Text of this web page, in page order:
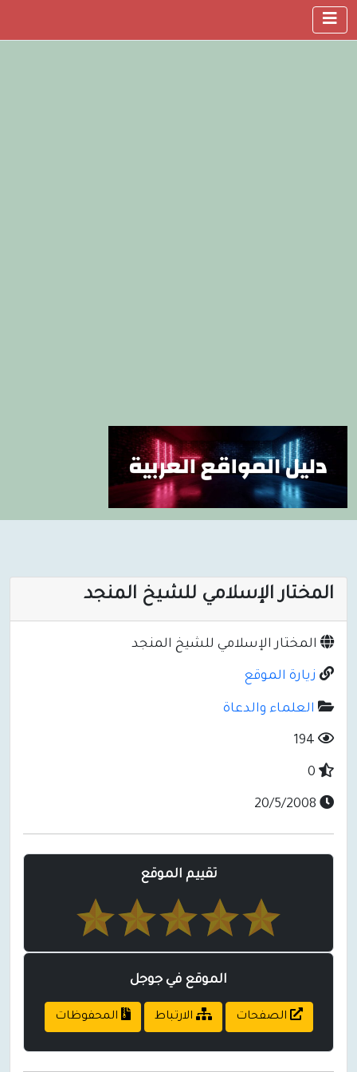
المختار الإسلامي للشيخ المنجد
المختار الإسلامي للشيخ المنجد
زيارة الموقع
العلماء والدعاة
تقييم الموقع
الموقع في جوجل
الصفحات الارتباط المحفوظات